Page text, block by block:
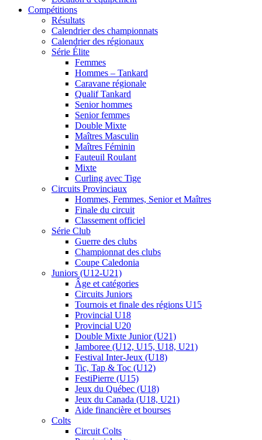
Compétitions
Résultats
Calendrier des championnats
Calendrier des régionaux
Série Élite
Femmes
Hommes – Tankard
Caravane régionale
Qualif Tankard
Senior hommes
Senior femmes
Double Mixte
Maîtres Masculin
Maîtres Féminin
Fauteuil Roulant
Mixte
Curling avec Tige
Circuits Provinciaux
Hommes, Femmes, Senior et Maîtres
Finale du circuit
Classement officiel
Série Club
Guerre des clubs
Championnat des clubs
Coupe Caledonia
Juniors (U12-U21)
Âge et catégories
Circuits Juniors
Tournois et finale des régions U15
Provincial U18
Provincial U20
Double Mixte Junior (U21)
Jamboree (U12, U15, U18, U21)
Festival Inter-Jeux (U18)
Tic, Tap & Toc (U12)
FestiPierre (U15)
Jeux du Québec (U18)
Jeux du Canada (U18, U21)
Aide financière et bourses
Colts
Circuit Colts